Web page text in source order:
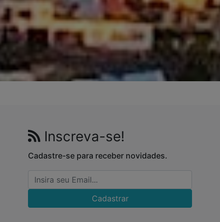
Inscreva-se!
Cadastre-se para receber novidades.
Cadastrar